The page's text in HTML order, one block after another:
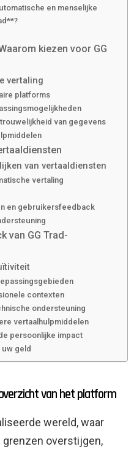
en menselijke
kiezen voor GG
vertaling
platforms
van gegevens
van vertaaldiensten
vertaling
en gebruikersfeedback
van GG Trad-
contexten
ondersteuning
vertaalhulpmiddelen
persoonlijke impact
geld
van het platform
wereld, waar
overstijgen,